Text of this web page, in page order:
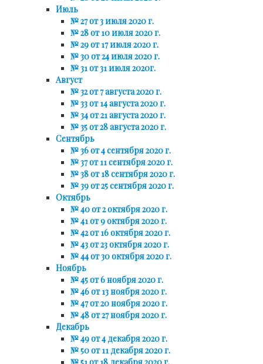
Июль
№ 27 от 3 июля 2020 г.
№ 28 от 10 июля 2020 г.
№ 29 от 17 июля 2020 г.
№ 30 от 24 июля 2020 г.
№ 31 от 31 июля 2020г.
Август
№ 32 от 7 августа 2020 г.
№ 33 от 14 августа 2020 г.
№ 34 от 21 августа 2020 г.
№ 35 от 28 августа 2020 г.
Сентябрь
№ 36 от 4 сентября 2020 г.
№ 37 от 11 сентября 2020 г.
№ 38 от 18 сентября 2020 г.
№ 39 от 25 сентября 2020 г.
Октябрь
№ 40 от 2 октября 2020 г.
№ 41 от 9 октября 2020 г.
№ 42 от 16 октября 2020 г.
№ 43 от 23 октября 2020 г.
№ 44 от 30 октября 2020 г.
Ноябрь
№ 45 от 6 ноября 2020 г.
№ 46 от 13 ноября 2020 г.
№ 47 от 20 ноября 2020 г.
№ 48 от 27 ноября 2020 г.
Декабрь
№ 49 от 4 декабря 2020 г.
№ 50 от 11 декабря 2020 г.